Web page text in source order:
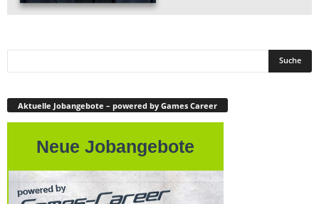
Aktuelle Jobangebote – powered by Games Career